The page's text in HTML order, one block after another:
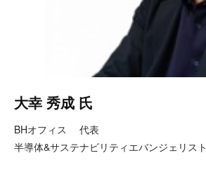
大幸 秀成 氏
BHオフィス 代表
半導体&サステナビリティエバンジェリスト